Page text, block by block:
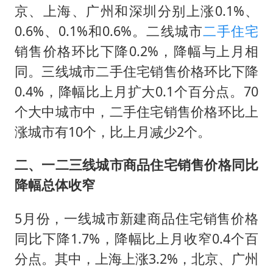
京、上海、广州和深圳分别上涨0.1%、
0.6%、0.1%和0.6%。二线城市二手住宅
销售价格环比下降0.2%，降幅与上月相
同。三线城市二手住宅销售价格环比下降
0.4%，降幅比上月扩大0.1个百分点。70
个大中城市中，二手住宅销售价格环比上
涨城市有10个，比上月减少2个。
二、一二三线城市商品住宅销售价格同比
降幅总体收窄
5月份，一线城市新建商品住宅销售价格
同比下降1.7%，降幅比上月收窄0.4个百
分点。其中，上海上涨3.2%，北京、广州